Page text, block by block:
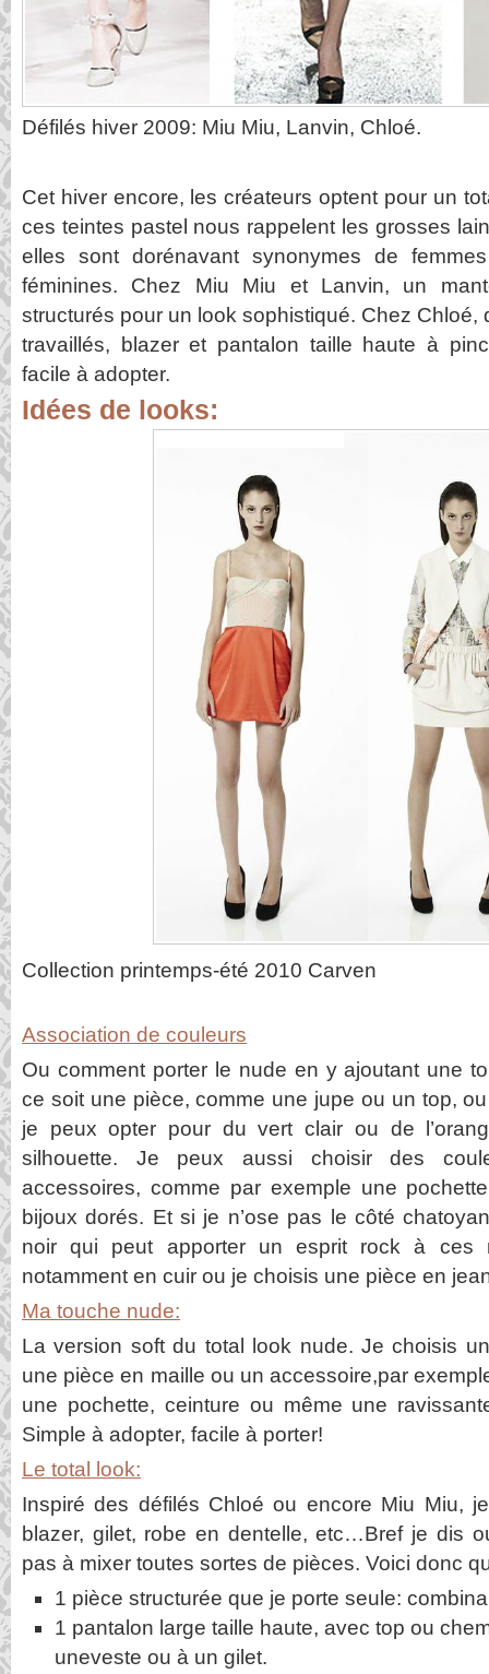
Défilés hiver 2009: Miu Miu, Lanvin, Chloé.
Cet hiver encore, les créateurs optent pour un
ces teintes pastel nous rappelent les grosses
elles sont dorénavant synonymes de
féminines. Chez Miu Miu et Lanvin, un
structurés pour un look sophistiqué. Chez Chloé,
travaillés, blazer et pantalon taille haute à
facile à adopter.
Idées de looks:
Collection printemps-été 2010 Carven
Association de couleurs
Ou comment porter le nude en y ajoutant une
ce soit une pièce, comme une jupe ou un top,
je peux opter pour du vert clair ou de
silhouette. Je peux aussi choisir des
accessoires, comme par exemple une
bijoux dorés. Et si je n’ose pas le côté
noir qui peut apporter un esprit rock à ces
notamment en cuir ou je choisis une pièce en
Ma touche nude:
La version soft du total look nude. Je choisis
une pièce en maille ou un accessoire,par
une pochette, ceinture ou même une
Simple à adopter, facile à porter!
Le total look:
Inspiré des défilés Chloé ou encore Miu Miu,
blazer, gilet, robe en dentelle, etc…Bref je dis
pas à mixer toutes sortes de pièces. Voici donc
1 pièce structurée que je porte seule:
1 pantalon large taille haute, avec top ou
uneveste ou à un gilet.